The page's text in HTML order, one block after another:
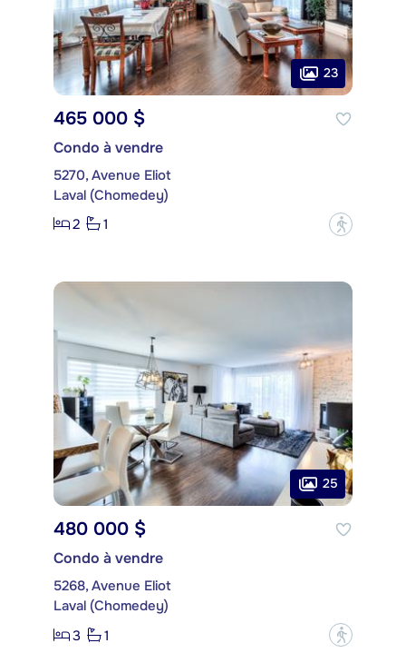
23
465 000 $
Condo à vendre
5270, Avenue Eliot
Laval (Chomedey)
2
1 ?
25
480 000 $
Condo à vendre
5268, Avenue Eliot
Laval (Chomedey)
3
1 ?